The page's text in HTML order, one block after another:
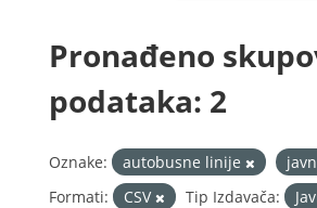
Pronađeno
podataka: 2
Oznake: autobusne linije
Formati:
CSV Tip Izdavača: